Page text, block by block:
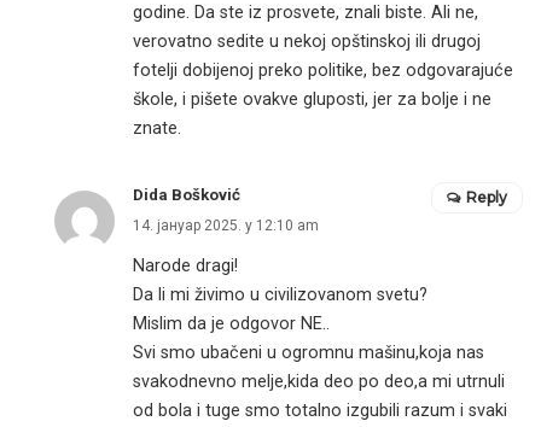
godine. Da ste iz prosvete, znali biste. Ali ne,
verovatno sedite u nekoj opštinskoj ili drugoj
fotelji dobijenoj preko politike, bez odgovarajuće
škole, i pišete ovakve gluposti, jer za bolje i ne
znate.
Dida Bošković
14. јануар 2025. у 12:10 am
Narode dragi!
Da li mi živimo u civilizovanom svetu?
Mislim da je odgovor NE..
Svi smo ubačeni u ogromnu mašinu,koja nas
svakodnevno melje,kida deo po deo,a mi utrnuli
od bola i tuge smo totalno izgubili razum i svaki
Reply